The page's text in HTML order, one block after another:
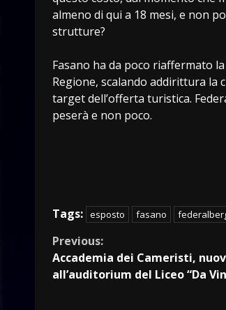
almeno di qui a 18 mesi, e non
strutture?
Fasano ha da poco riaffermato
Regione, scalando addirittura la
target dell’offerta turistica.
peserà e non poco.
Tags: esposto fasano
Continue
Reading
Previous:
Accademia dei Cameristi,
all’auditorium del Liceo “Da